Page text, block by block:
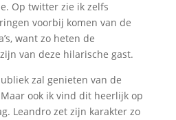
Op twitter zie ik zelfs
voorbij komen van de
want zo heten de
van deze hilarische gast.
zal genieten van de
ook ik vind dit heerlijk op
Leandro zet zijn karakter zo